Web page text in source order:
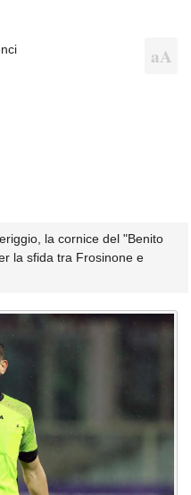
la cornice del "Benito
la sfida tra Frosinone e